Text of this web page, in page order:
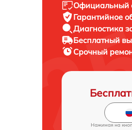
Официальный
Гарантийное
Диагностика
Бесплатный
Срочный
Нажимая на